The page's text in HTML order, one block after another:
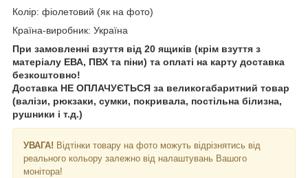
Колір: фіолетовий (як на фото)
Країна-виробник: Україна
При замовленні взуття від 20 ящиків (крім взуття з
матеріалу ЕВА, ПВХ та піни) та оплаті на карту доставка
безкоштовно!
Доставка НЕ ​​ОПЛАЧУЄТЬСЯ за великогабаритний товар
(валізи, рюкзаки, сумки, покривала, постільна білизна,
рушники і т.д.)
УВАГА! Відтінки товару на фото можуть відрізнятись від
реального кольору залежно від налаштувань Вашого
монітора!